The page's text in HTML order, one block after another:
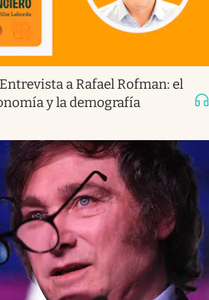
Entrevista a Rafael Rofman: el
y la demografía